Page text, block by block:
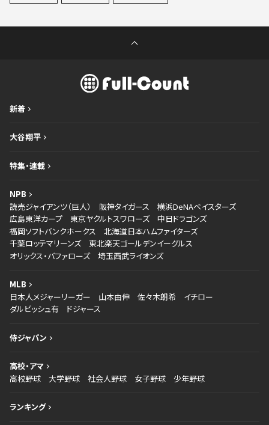
新着
大谷翔平
特集・連載
NPB
読売ジャイアンツ（巨人）
阪神タイガース
横浜DeNAベイスターズ
広島東洋カープ
東京ヤクルトスワローズ
中日ドラゴンズ
福岡ソフトバンクホークス
北海道日本ハムファイターズ
千葉ロッテマリーンズ
東北楽天ゴールデンイーグルス
オリックス・バファローズ
埼玉西武ライオンズ
MLB
日本人メジャーリーガー
山本由伸 佐々木朗希
イチロー
ダルビッシュ有
ドジャース
侍ジャパン
高校・アマ
高校野球
大学野球 社会人野球 女子野球 少年野球
ランキング